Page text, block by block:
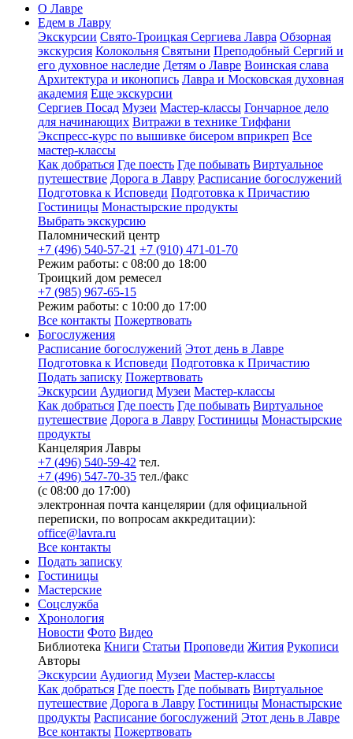
О Лавре
Едем в Лавру
Экскурсии Свято-Троицкая Сергиева Лавра Обзорная
экскурсия Колокольня Святыни Преподобный Сергий и
его духовное наследие Детям о Лавре Воинская слава
Архитектура и иконопись Лавра и Московская духовная
академия Еще экскурсии
Сергиев Посад Музеи Мастер-классы Гончарное дело
для начинающих Витражи в технике Тиффани
Экспресс-курс по вышивке бисером вприкреп Все
мастер-классы
Как добраться Где поесть Где побывать Виртуальное
путешествие Дорога в Лавру Расписание богослужений
Подготовка к Исповеди Подготовка к Причастию
Гостиницы Монастырские продукты
Выбрать экскурсию
Паломнический центр
+7 (496) 540-57-21 +7 (910) 471-01-70
Режим работы: с 08:00 до 18:00
Троицкий дом ремесел
+7 (985) 967-65-15
Режим работы: с 10:00 до 17:00
Все контакты Пожертвовать
Богослужения
Расписание богослужений Этот день в Лавре
Подготовка к Исповеди Подготовка к Причастию
Подать записку Пожертвовать
Экскурсии Аудиогид Музеи Мастер-классы
Как добраться Где поесть Где побывать Виртуальное
путешествие Дорога в Лавру Гостиницы Монастырские
продукты
Канцелярия Лавры
+7 (496) 540-59-42 тел.
+7 (496) 547-70-35 тел./факс
(с 08:00 до 17:00)
электронная почта канцелярии (для официальной
переписки, по вопросам аккредитации):
office@lavra.ru
Все контакты
Подать записку
Гостиницы
Мастерские
Соцслужба
Хронология
Новости Фото Видео
Библиотека Книги Статьи Проповеди Жития Рукописи
Авторы
Экскурсии Аудиогид Музеи Мастер-классы
Как добраться Где поесть Где побывать Виртуальное
путешествие Дорога в Лавру Гостиницы Монастырские
продукты Расписание богослужений Этот день в Лавре
Все контакты Пожертвовать